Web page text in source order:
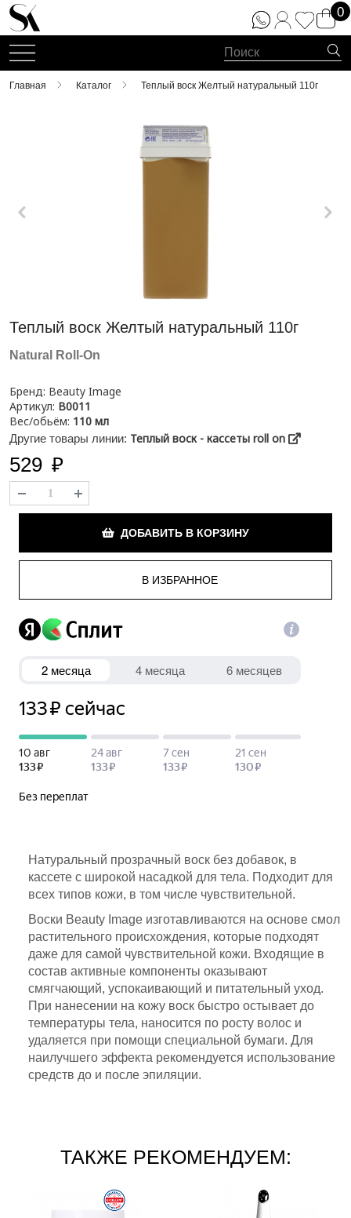
0
Главная Каталог Теплый воск Желтый натуральный 110г
Теплый воск Желтый натуральный 110г
Natural Roll-On
Бренд: Beauty Image
Артикул: B0011
Вес/обьём: 110 мл
Другие товары линии: Теплый воск - кассеты roll on
529 ₽
ДОБАВИТЬ В КОРЗИНУ
Натуральный прозрачный воск без добавок, в
кассете с широкой насадкой для тела. Подходит для
всех типов кожи, в том числе чувствительной.
Воски Beauty Image изготавливаются на основе смол
растительного происхождения, которые подходят
даже для самой чувствительной кожи. Входящие в
состав активные компоненты оказывают
смягчающий, успокаивающий и питательный уход.
При нанесении на кожу воск быстро остывает до
температуры тела, наносится по росту волос и
удаляется при помощи специальной бумаги. Для
наилучшего эффекта рекомендуется использование
средств до и после эпиляции.
ТАКЖЕ РЕКОМЕНДУЕМ: